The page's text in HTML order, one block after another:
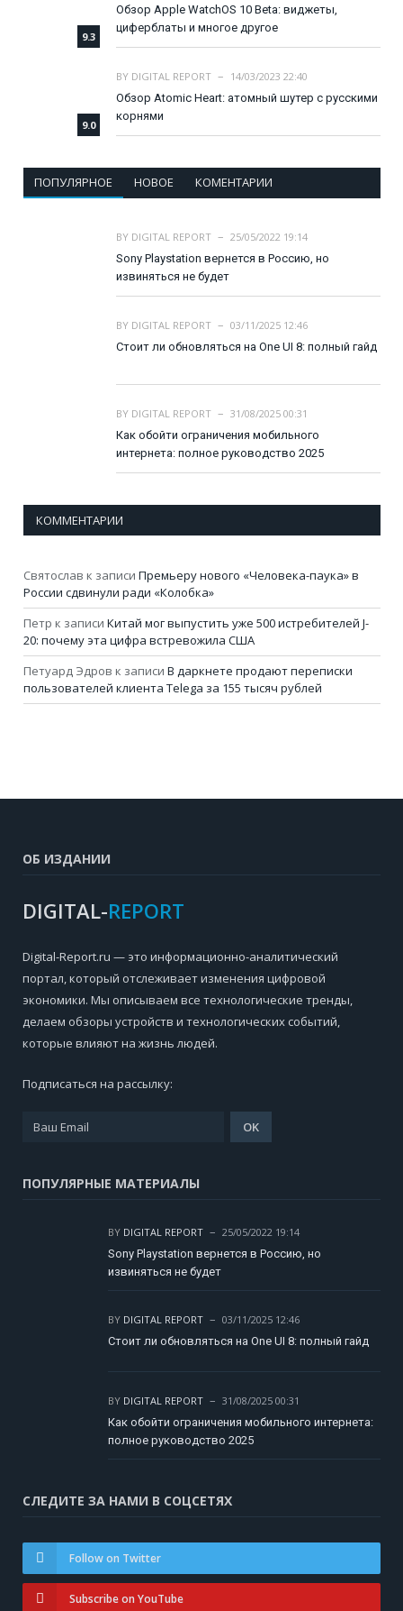
9.3
Обзор Apple WatchOS 10 Beta: виджеты,
циферблаты и многое другое
9.0
BY DIGITAL REPORT
14/03/2023 22:40
Обзор Atomic Heart: атомный шутер с русскими
корнями
ПОПУЛЯРНОЕ НОВОЕ КОМЕНТАРИИ
BY DIGITAL REPORT
25/05/2022 19:14
Sony Playstation вернется в Россию, но
извиняться не будет
BY DIGITAL REPORT
03/11/2025 12:46
Стоит ли обновляться на One UI 8: полный гайд
BY DIGITAL REPORT
31/08/2025 00:31
Как обойти ограничения мобильного
интернета: полное руководство 2025
КОММЕНТАРИИ
Святослав к записи Премьеру нового «Человека-паука» в
России сдвинули ради «Колобка»
Петр к записи Китай мог выпустить уже 500 истребителей J-
20: почему эта цифра встревожила США
Петуард Эдров к записи В даркнете продают переписки
пользователей клиента Telega за 155 тысяч рублей
ОБ ИЗДАНИИ
DIGITAL-REPORT
Digital-Report.ru — это информационно-аналитический
портал, который отслеживает изменения цифровой
экономики. Мы описываем все технологические тренды,
делаем обзоры устройств и технологических событий,
которые влияют на жизнь людей.
Подписаться на рассылку:
ПОПУЛЯРНЫЕ МАТЕРИАЛЫ
BY DIGITAL REPORT
25/05/2022 19:14
Sony Playstation вернется в Россию, но
извиняться не будет
BY DIGITAL REPORT
03/11/2025 12:46
Стоит ли обновляться на One UI 8: полный гайд
BY DIGITAL REPORT
31/08/2025 00:31
Как обойти ограничения мобильного интернета:
полное руководство 2025
СЛЕДИТЕ ЗА НАМИ В СОЦСЕТЯХ
Follow on Twitter
Subscribe on YouTube